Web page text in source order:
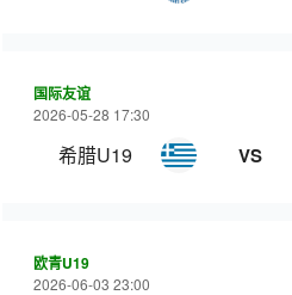
国际友谊
2026-05-28 17:30
希腊U19 VS
欧青U19
2026-06-03 23:00